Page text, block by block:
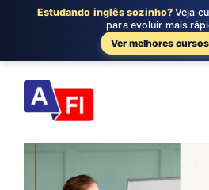
para
conteúdo
Estudando inglês sozinho? Veja
para evoluir mais
Ver melhores